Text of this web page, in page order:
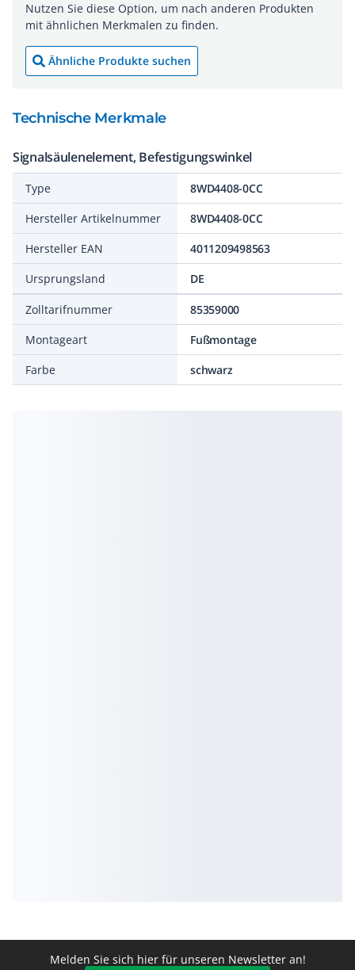
Nutzen Sie diese Option, um nach anderen Produkten
mit ähnlichen Merkmalen zu finden.
Ähnliche Produkte suchen
Technische Merkmale
Signalsäulenelement, Befestigungswinkel
Type
8WD4408-0CC
Hersteller Artikelnummer
8WD4408-0CC
Hersteller EAN
4011209498563
Ursprungsland
DE
Zolltarifnummer
85359000
Montageart
Fußmontage
Farbe
schwarz
Melden Sie sich hier für unseren Newsletter an!